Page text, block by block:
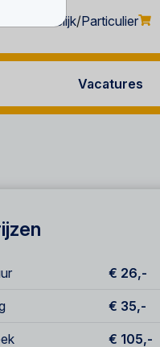
Zakelijk/Particulier
Vacatures
€ 26,-
€ 35,-
€ 105,-